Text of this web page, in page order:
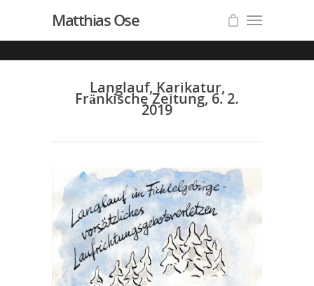
Matthias Ose
Langlauf, Karikatur,
Fränkische Zeitung, 6. 2.
2019